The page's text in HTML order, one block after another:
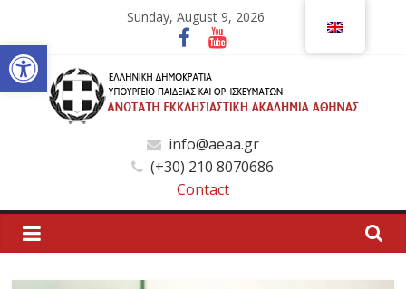
Open toolbar
content
Sunday, August 9, 2026
Ανώτατη
Εκκλησιαστική
Ακαδημία
info@aeaa.gr
(+30) 210 8070686
Contact